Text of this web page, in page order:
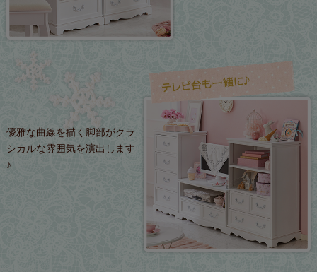
優雅な曲線を描く脚部がクラ
シカルな雰囲気を演出します
♪